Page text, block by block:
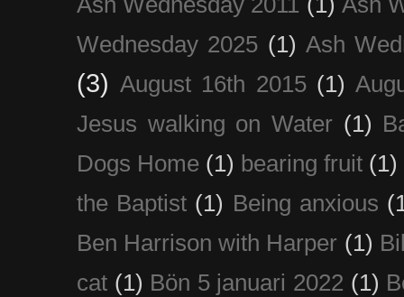
Wednesday 2025 (1) Ash
(3) August 16th 2015 (1)
Jesus walking on Water (1)
Dogs Home (1) bearing fruit (1)
the Baptist (1) Being anxious
Ben Harrison with Harper (1)
cat (1) Bön 5 januari 2022 (1)